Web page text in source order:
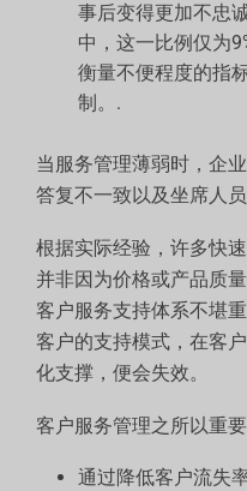
事后变得更加不忠
中，这一比例仅为
衡量不便程度的指
制。.
当服务管理薄弱时，企
答复不一致以及坐席人
根据实际经验，许多快
并非因为价格或产品质
客户服务支持体系不堪
客户的支持模式，在客
化支撑，便会失效。
客户服务管理之所以重
通过降低客户流失